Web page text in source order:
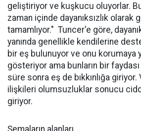
geliştiriyor ve kuşkucu oluyorlar.
zaman içinde dayanıksızlık olarak
tamamlıyor." Tuncer'e göre,
yanında genellikle kendilerine
bir eş bulunuyor ve onu korumaya
gösteriyor ama bunların bir faydası
süre sonra eş de bıkkınlığa giriyor.
ilişkileri olumsuzluklar sonucu
giriyor.
Şemaların alanları